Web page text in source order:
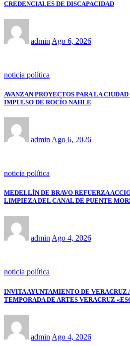
CREDENCIALES DE DISCAPACIDAD
admin Ago 6, 2026
noticia política
AVANZAN PROYECTOS PARA LA
IMPULSO DE ROCÍO NAHLE
admin Ago 6, 2026
noticia política
MEDELLÍN DE BRAVO REFUERZA
LIMPIEZA DEL CANAL DE PUENTE
adminAgo 4, 2026
noticia política
INVITA AYUNTAMIENTO DE VERACRUZ
TEMPORADA DE ARTES VERACRUZ
admin Ago 4, 2026